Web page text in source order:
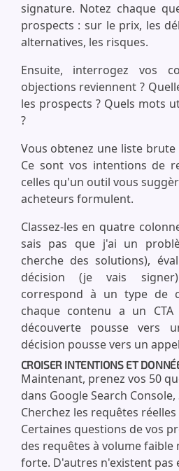
signature. Notez chaque
prospects : sur le prix, les
alternatives, les risques.
Ensuite, interrogez vos
objections reviennent ?
les prospects ? Quels mots
?
Vous obtenez une liste brute
Ce sont vos intentions de
celles qu'un outil vous
acheteurs formulent.
Classez-les en quatre
sais pas que j'ai un
cherche des solutions),
décision (je vais
correspond à un type de
chaque contenu a un
découverte pousse vers
décision pousse vers un
CROISER INTENTIONS ET
Maintenant, prenez vos 50
dans Google Search
Cherchez les requêtes
Certaines questions de vos
des requêtes à volume faible
forte. D'autres n'existent pas